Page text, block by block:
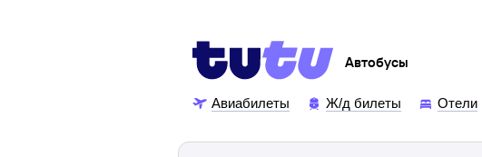
Автобусы
Авиабилеты Ж/д билеты Отели